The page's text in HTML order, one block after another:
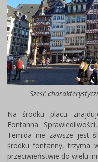
Sześć
Na środku placu
Fontanna
Temida nie zawsze jest
środku fontanny, trzyma
przeciwieństwie do wielu